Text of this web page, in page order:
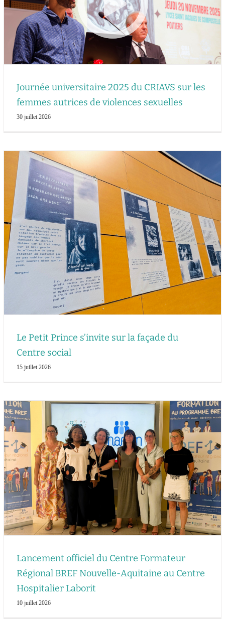
Journée universitaire 2025 du CRIAVS sur les
femmes autrices de violences sexuelles
30 juillet 2026
Le Petit Prince s’invite sur la façade du
Centre social
15 juillet 2026
Lancement officiel du Centre Formateur
Régional BREF Nouvelle-Aquitaine au Centre
Hospitalier Laborit
10 juillet 2026